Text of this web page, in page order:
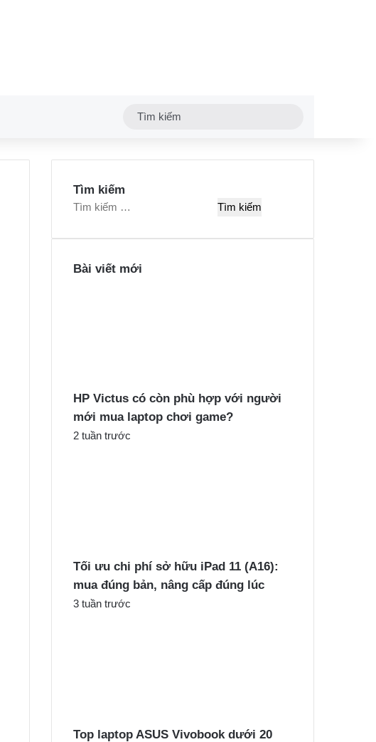
Tìm kiếm
T
k
:
Bài viết mới
HP Victus có còn phù hợp với người
mới mua laptop chơi game?
2 tuần trước
Tối ưu chi phí sở hữu iPad 11 (A16):
mua đúng bản, nâng cấp đúng lúc
3 tuần trước
Top laptop ASUS Vivobook dưới 20